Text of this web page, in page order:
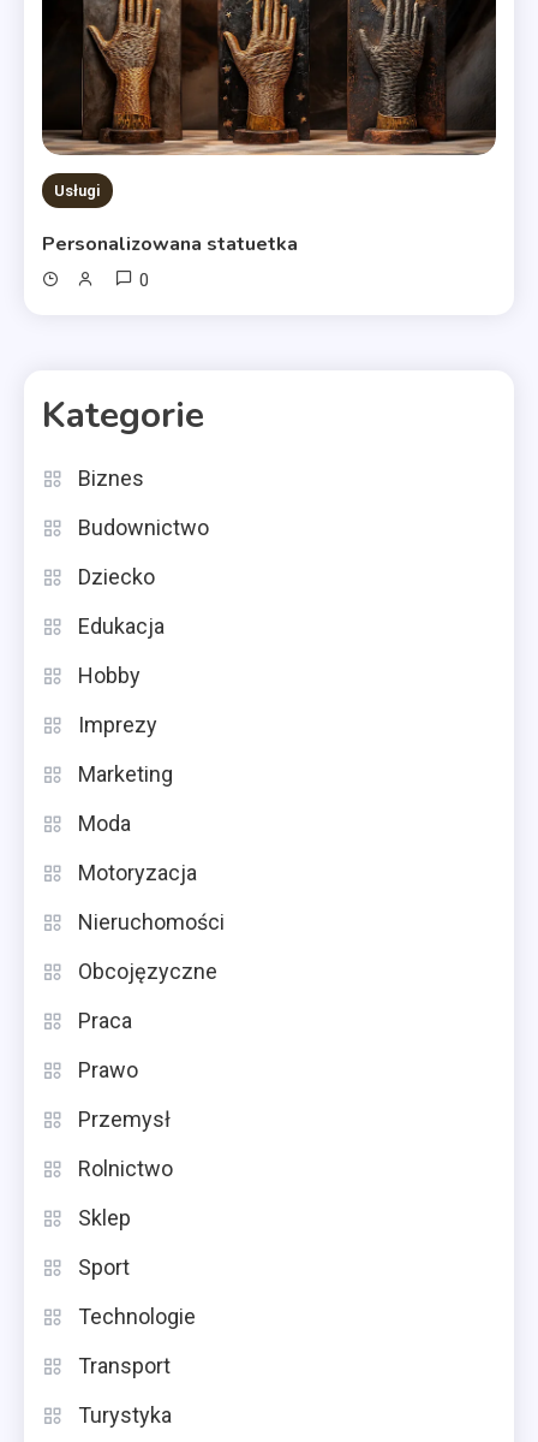
Usługi
Personalizowana statuetka
0
Kategorie
Biznes
Budownictwo
Dziecko
Edukacja
Hobby
Imprezy
Marketing
Moda
Motoryzacja
Nieruchomości
Obcojęzyczne
Praca
Prawo
Przemysł
Rolnictwo
Sklep
Sport
Technologie
Transport
Turystyka